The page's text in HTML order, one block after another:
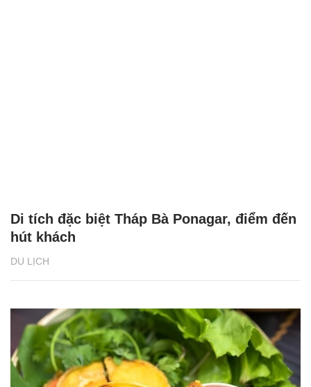
DU LỊCH
Di tích đặc biệt Tháp Bà Ponagar, điểm đến
hút khách